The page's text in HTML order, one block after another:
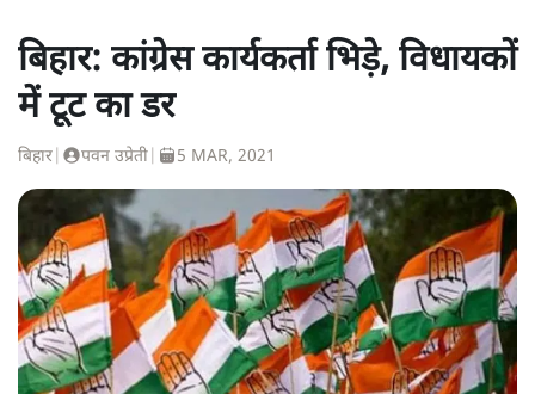
बिहार: कांग्रेस कार्यकर्ता भिड़े, विधायकों
में टूट का डर
बिहार पवन उप्रेती 5 MAR, 2021